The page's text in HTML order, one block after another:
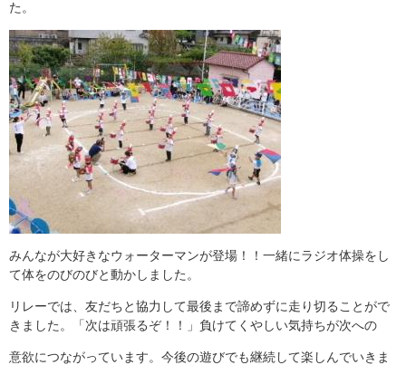
た。
みんなが大好きなウォーターマンが登場！！一緒にラジオ体操をし
て体をのびのびと動かしました。
リレーでは、友だちと協力して最後まで諦めずに走り切ることがで
きました。「次は頑張るぞ！！」負けてくやしい気持ちが次への
意欲につながっています。今後の遊びでも継続して楽しんでいきま